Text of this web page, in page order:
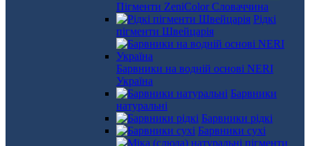
Пігменти ZeniColor Словаччина
Рідкі
пігменти Швейцарія
Барвники на водній основі NERI
Україна
Барвники
натуральні
Барвники рідкі
Барвники сухі